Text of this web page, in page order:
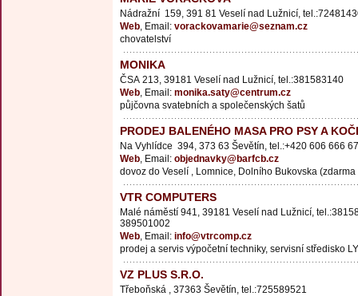
Nádražní 159, 391 81 Veselí nad Lužnicí,
Web, Email: vorackovamarie@seznam.cz
chovatelství
MONIKA
ČSA 213, 39181 Veselí nad Lužnicí, tel.:381583140
Web, Email: monika.saty@centrum.cz
půjčovna svatebních a společenských šatů
PRODEJ BALENÉHO MASA PRO PSY A
Na Vyhlídce 394, 373 63 Ševětín, tel.:+420 606 666
Web, Email: objednavky@barfcb.cz
dovoz do Veselí , Lomnice, Dolního Bukovska
VTR COMPUTERS
Malé náměstí 941, 39181 Veselí nad Lužnicí,
389501002
Web, Email: info@vtrcomp.cz
prodej a servis výpočetní techniky, servisní středisko
VZ PLUS S.R.O.
Třeboňská , 37363 Ševětín, tel.:725589521